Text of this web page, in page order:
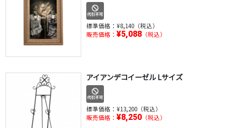
標準価格： ¥8,140（税込）
販売価格： ¥5,088（税込）
アイアンデコイーゼル Lサイズ
標準価格： ¥13,200（税込）
販売価格： ¥8,250（税込）